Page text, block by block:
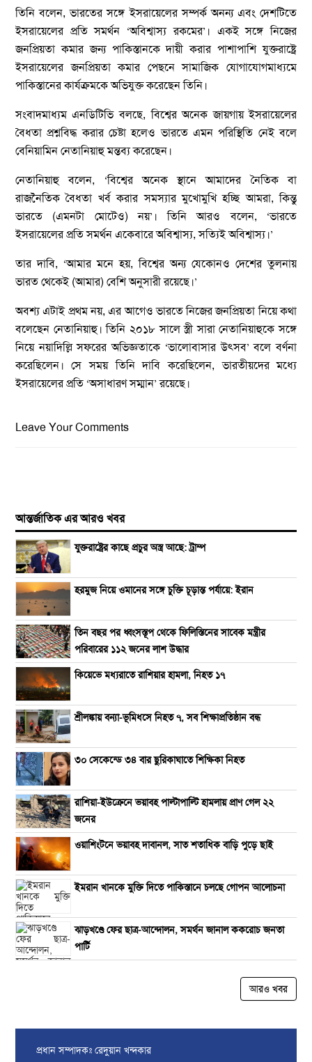
তিনি বলেন, ভারতের সঙ্গে ইসরায়েলের সম্পর্ক অনন্য এবং দেশটিতে
ইসরায়েলের প্রতি সমর্থন ‘অবিশ্বাস্য রকমের’। একই সঙ্গে নিজের
জনপ্রিয়তা কমার জন্য পাকিস্তানকে দায়ী করার পাশাপাশি যুক্তরাষ্ট্রে
ইসরায়েলের জনপ্রিয়তা কমার পেছনে সামাজিক যোগাযোগমাধ্যমে
পাকিস্তানের কার্যক্রমকে অভিযুক্ত করেছেন তিনি।
সংবাদমাধ্যম এনডিটিভি বলছে, বিশ্বের অনেক জায়গায় ইসরায়েলের
বৈধতা প্রশ্নবিদ্ধ করার চেষ্টা হলেও ভারতে এমন পরিস্থিতি নেই বলে
বেনিয়ামিন নেতানিয়াহু মন্তব্য করেছেন।
নেতানিয়াহু বলেন, ‘বিশ্বের অনেক স্থানে আমাদের নৈতিক বা
রাজনৈতিক বৈধতা খর্ব করার সমস্যার মুখোমুখি হচ্ছি আমরা, কিন্তু
ভারতে (এমনটা মোটেও) নয়’। তিনি আরও বলেন, ‘ভারতে
ইসরায়েলের প্রতি সমর্থন একেবারে অবিশ্বাস্য, সত্যিই অবিশ্বাস্য।’
তার দাবি, ‘আমার মনে হয়, বিশ্বের অন্য যেকোনও দেশের তুলনায়
ভারত থেকেই (আমার) বেশি অনুসারী রয়েছে।’
অবশ্য এটাই প্রথম নয়, এর আগেও ভারতে নিজের জনপ্রিয়তা নিয়ে কথা
বলেছেন নেতানিয়াহু। তিনি ২০১৮ সালে স্ত্রী সারা নেতানিয়াহুকে সঙ্গে
নিয়ে নয়াদিল্লি সফরের অভিজ্ঞতাকে ‘ভালোবাসার উৎসব’ বলে বর্ণনা
করেছিলেন। সে সময় তিনি দাবি করেছিলেন, ভারতীয়দের মধ্যে
ইসরায়েলের প্রতি ‘অসাধারণ সম্মান’ রয়েছে।
Leave Your Comments
আন্তর্জাতিক এর আরও খবর
যুক্তরাষ্ট্রের কাছে প্রচুর অস্ত্র আছে: ট্রাম্প
হরমুজ নিয়ে ওমানের সঙ্গে চুক্তি চূড়ান্ত পর্যায়ে: ইরান
তিন বছর পর ধ্বংসস্তূপ থেকে ফিলিস্তিনের সাবেক মন্ত্রীর
পরিবারের ১১২ জনের লাশ উদ্ধার
কিয়েভে মধ্যরাতে রাশিয়ার হামলা, নিহত ১৭
শ্রীলঙ্কায় বন্যা-ভূমিধসে নিহত ৭, সব শিক্ষাপ্রতিষ্ঠান বন্ধ
৩০ সেকেন্ডে ৩৪ বার ছুরিকাঘাতে শিক্ষিকা নিহত
রাশিয়া-ইউক্রেনে ভয়াবহ পাল্টাপাল্টি হামলায় প্রাণ গেল ২২
জনের
ওয়াশিংটনে ভয়াবহ দাবানল, সাত শতাধিক বাড়ি পুড়ে ছাই
ইমরান খানকে মুক্তি দিতে পাকিস্তানে চলছে গোপন আলোচনা
ঝাড়খণ্ডে ফের ছাত্র-আন্দোলন, সমর্থন জানাল ককরোচ জনতা
পার্টি
আরও খবর
প্রধান সম্পাদকঃ রেদুয়ান খন্দকার